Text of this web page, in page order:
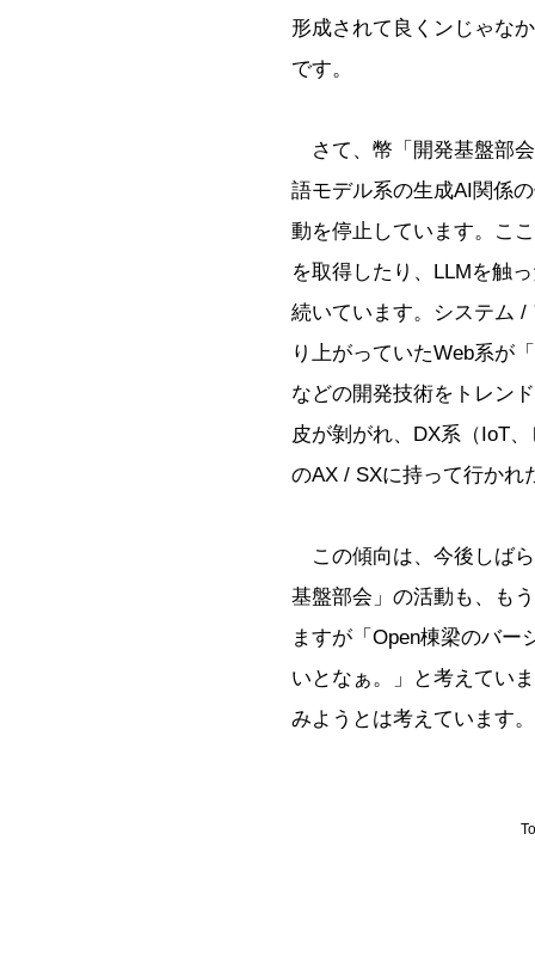
形成されて良くンじゃな
です。
さて、幣「開発基盤部
語モデル系の生成AI関係
動を停止しています。こ
を取得したり、LLMを触
続いています。システム
り上がっていたWeb系が
などの開発技術をトレン
皮が剝がれ、DX系（IoT
のAX / SXに持って行かれ
この傾向は、今後しば
基盤部会」の活動も、も
ますが「Open棟梁のバー
いとなぁ。」と考えてい
みようとは考えています。